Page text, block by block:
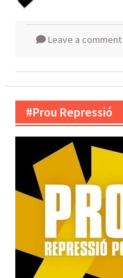
Leave a comment
#Prou Repressió